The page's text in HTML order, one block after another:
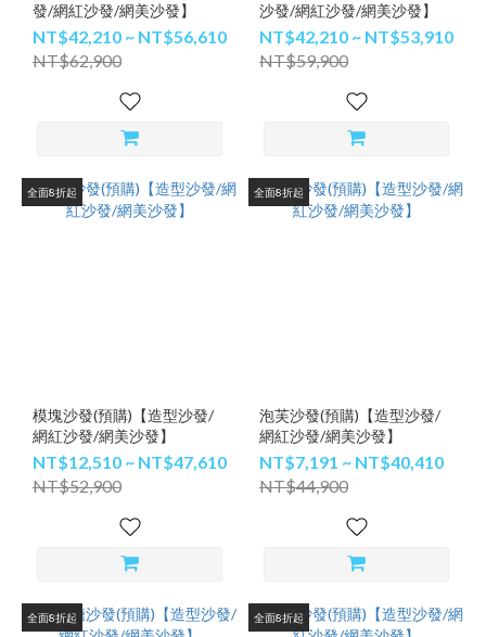
發/網紅沙發/網美沙發】
NT$42,210 ~ NT$56,610
NT$62,900
沙發/網紅沙發/網美沙發】
NT$42,210 ~ NT$53,910
NT$59,900
全面8折起
模塊沙發(預購)【造型沙發/
網紅沙發/網美沙發】
NT$12,510 ~ NT$47,610
NT$52,900
全面8折起
泡芙沙發(預購)【造型沙發/
網紅沙發/網美沙發】
NT$7,191 ~ NT$40,410
NT$44,900
全面8折起 全面8折起